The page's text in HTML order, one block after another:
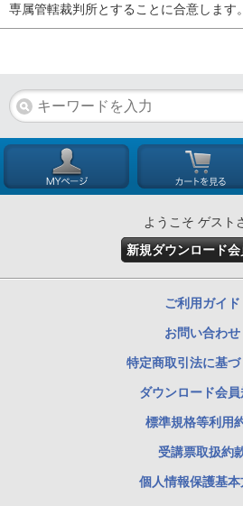
専属管轄裁判所とすることに合意します。
ようこそ ゲスト
新規ダウンロード
ご利用ガイド
お問い合わせ
特定商取引法に基
ダウンロード会
標準規格等利用
受講票取扱約
個人情報保護基本